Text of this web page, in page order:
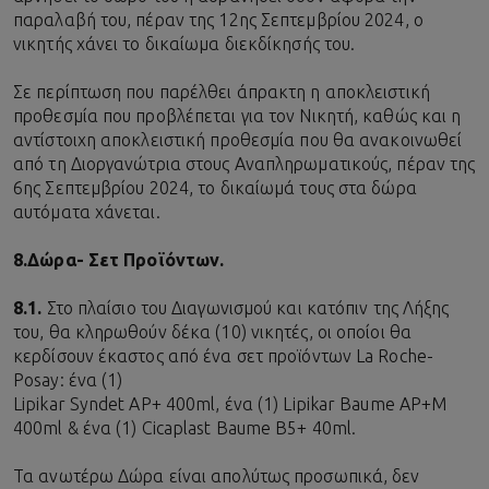
παραλαβή του, πέραν της 12ης Σεπτεμβρίου 2024, ο
νικητής χάνει το δικαίωμα διεκδίκησής του.
Σε περίπτωση που παρέλθει άπρακτη η αποκλειστική
προθεσμία που προβλέπεται για τον Νικητή, καθώς και η
αντίστοιχη αποκλειστική προθεσμία που θα ανακοινωθεί
από τη Διοργανώτρια στους Αναπληρωματικούς, πέραν της
6ης Σεπτεμβρίου 2024, το δικαίωμά τους στα δώρα
αυτόματα χάνεται.
8.Δώρα- Σετ Προϊόντων.
8.1. Στο πλαίσιο του Διαγωνισμού και κατόπιν της Λήξης
του, θα κληρωθούν δέκα (10) νικητές, οι οποίοι θα
κερδίσουν έκαστος από ένα σετ προϊόντων La Roche-
Posay: ένα (1)
Lipikar Syndet AP+ 400ml, ένα (1) Lipikar Baume AP+M
400ml & ένα (1) Cicaplast Baume B5+ 40ml.
Τα ανωτέρω Δώρα είναι απολύτως προσωπικά, δεν